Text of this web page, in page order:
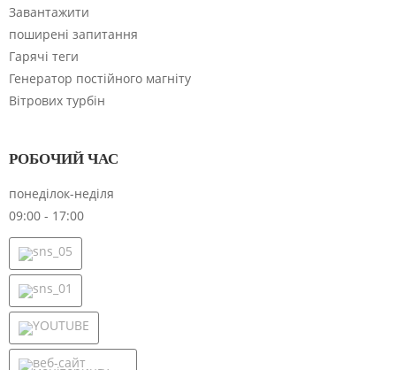
Завантажити
поширені запитання
Гарячі теги
Генератор постійного магніту
Вітрових турбін
РОБОЧИЙ ЧАС
понеділок-неділя
09:00 - 17:00